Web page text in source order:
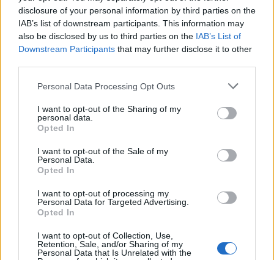
disclosure of your personal information by third parties on the
IAB’s list of downstream participants. This information may
also be disclosed by us to third parties on the IAB’s List of
Downstream Participants that may further disclose it to other
Please note that this website/app uses one or more Google
not limited to your visit or usage behaviour. You may click to
grant or deny consent to Google and its third-party tags to
use your data for below specified purposes in below Google
consent section.
Personal Data Processing Opt Outs
I want to opt-out of the Sharing of my
personal data.
Opted In
I want to opt-out of the Sale of my
Personal Data.
Opted In
I want to opt-out of processing my
Personal Data for Targeted Advertising.
Opted In
I want to opt-out of Collection, Use,
Retention, Sale, and/or Sharing of my
Personal Data that Is Unrelated with the
Ski Classics
Sobotní biatlonový program a
startovní listiny
VENDULA KŘOUSTKOVÁ 13.12.2025
Jaký bude sobotní biatlonový program v rakouském
Hochfilzenu a kdo nastoupí do závodu?